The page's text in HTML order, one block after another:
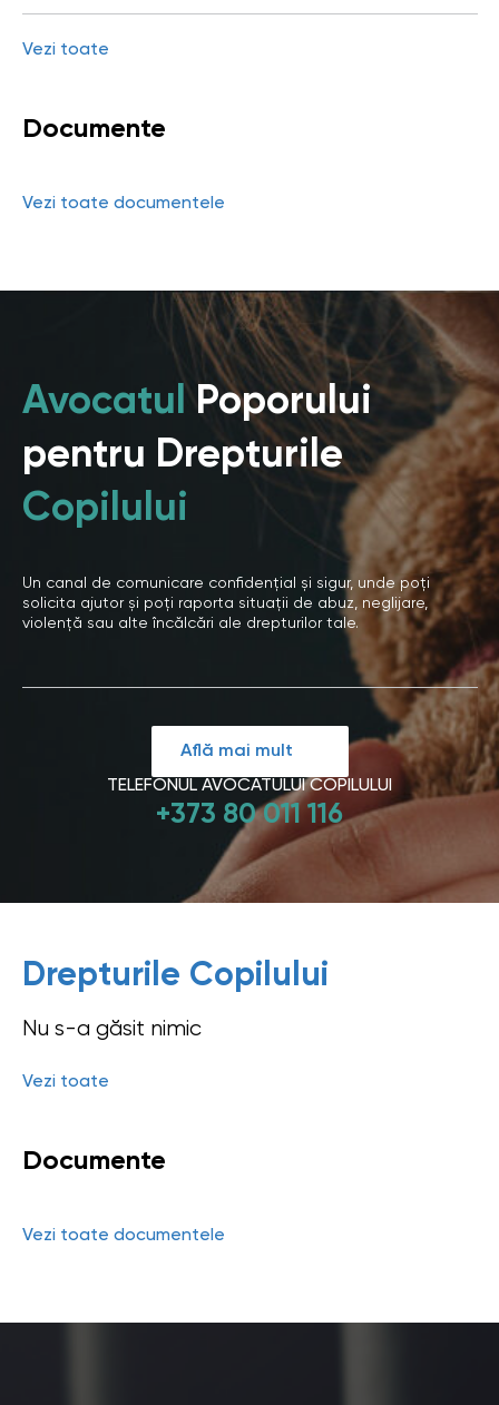
Vezi toate
Documente
Vezi toate documentele
Avocatul Poporului
pentru Drepturile
Copilului
Un canal de comunicare confidențial și sigur, unde poți
solicita ajutor și poți raporta situații de abuz, neglijare,
violență sau alte încălcări ale drepturilor tale.
Află mai mult
TELEFONUL AVOCATULUI COPILULUI
+373 80 011 116
Drepturile Copilului
Nu s-a găsit nimic
Vezi toate
Documente
Vezi toate documentele